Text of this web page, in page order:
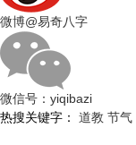
微博@易奇八字
微信号： yiqibazi
热搜关键字： 道教 节气